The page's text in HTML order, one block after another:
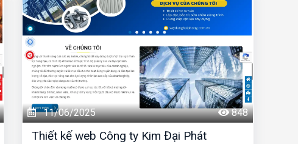
11/06/2025 848
Thiết kế web Công ty Kim Đại Phát